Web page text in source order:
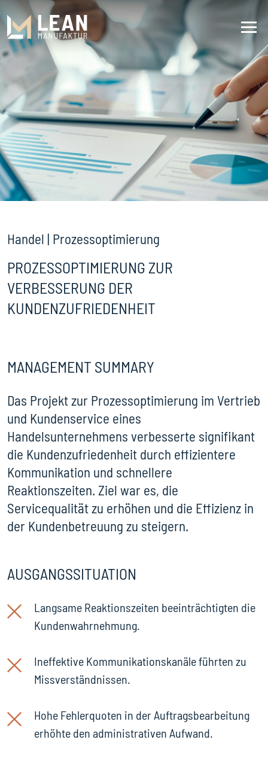
Handel | Prozessoptimierung
PROZESSOPTIMIERUNG ZUR
VERBESSERUNG DER
KUNDENZUFRIEDENHEIT
MANAGEMENT SUMMARY
Das Projekt zur Prozessoptimierung im Vertrieb
und Kundenservice eines
Handelsunternehmens verbesserte signifikant
die Kundenzufriedenheit durch effizientere
Kommunikation und schnellere
Reaktionszeiten. Ziel war es, die
Servicequalität zu erhöhen und die Effizienz in
der Kundenbetreuung zu steigern.
AUSGANGSSITUATION
Langsame Reaktionszeiten beeinträchtigten die
Kundenwahrnehmung.
Ineffektive Kommunikationskanäle führten zu
Missverständnissen.
Hohe Fehlerquoten in der Auftragsbearbeitung
erhöhte den administrativen Aufwand.